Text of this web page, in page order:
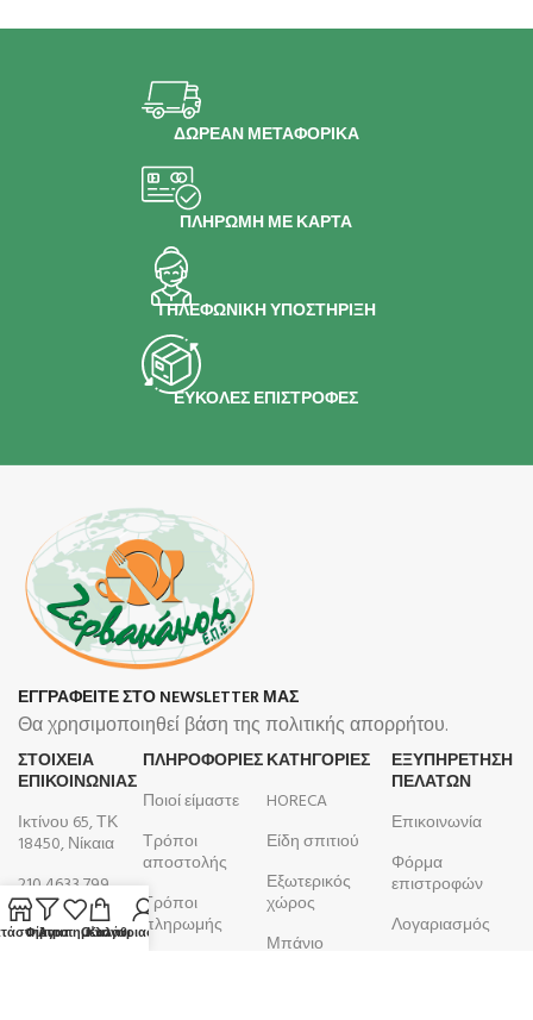
ΔΩΡΕΑΝ ΜΕΤΑΦΟΡΙΚΑ
ΠΛΗΡΩΜΗ ΜΕ ΚΑΡΤΑ
ΤΗΛΕΦΩΝΙΚΗ ΥΠΟΣΤΗΡΙΞΗ
ΕΥΚΟΛΕΣ ΕΠΙΣΤΡΟΦΕΣ
ΕΓΓΡΑΦΕΙΤΕ ΣΤΟ NEWSLETTER ΜΑΣ
Θα χρησιμοποιηθεί βάση της πολιτικής απορρήτου.
ΣΤΟΙΧΕΙΑ
ΕΠΙΚΟΙΝΩΝΙΑΣ
Ικτίνου 65, ΤΚ
18450, Νίκαια
210 4633 799
Δευτέρα -
Παρασκευή
ΠΛΗΡΟΦΟΡΊΕΣ
Ποιοί είμαστε
Τρόποι
αποστολής
Τρόποι
πληρωμής
ΚΑΤΗΓΟΡΙΕΣ
HORECA
Είδη σπιτιού
Εξωτερικός
χώρος
Μπάνιο
ΕΞΥΠΗΡΕΤΗΣΗ
ΠΕΛΑΤΩΝ
Επικοινωνία
Φόρμα
επιστροφών
Λογαριασμός
Φίλτρα
ΑγαπημέναΚαλάθι
Ο λογαριασμός μου